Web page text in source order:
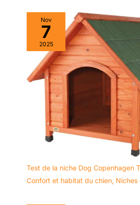
Nov
7
2025
Test de la niche Dog Copenhagen
Confort et habitat du chien, Niches